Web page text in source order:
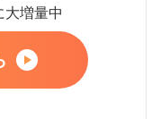
増量中